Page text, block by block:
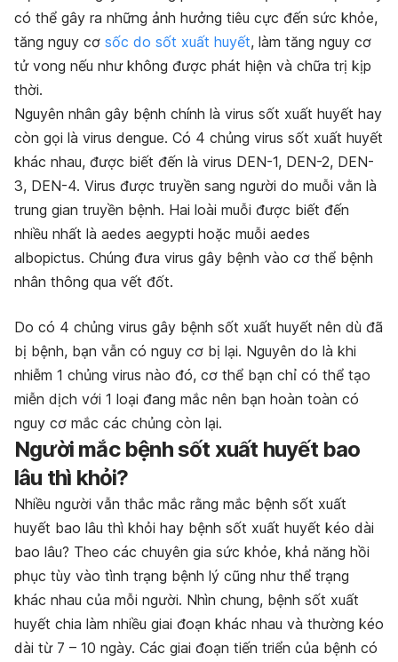
có thể gây ra những ảnh hưởng tiêu cực đến sức khỏe,
tăng nguy cơ sốc do sốt xuất huyết, làm tăng nguy cơ
tử vong nếu như không được phát hiện và chữa trị kịp
thời.
Nguyên nhân gây bệnh chính là virus sốt xuất huyết hay
còn gọi là virus dengue. Có 4 chủng virus sốt xuất huyết
khác nhau, được biết đến là virus DEN-1, DEN-2, DEN-
3, DEN-4. Virus được truyền sang người do muỗi vằn là
trung gian truyền bệnh. Hai loài muỗi được biết đến
nhiều nhất là aedes aegypti hoặc muỗi aedes
albopictus. Chúng đưa virus gây bệnh vào cơ thể bệnh
nhân thông qua vết đốt.
Do có 4 chủng virus gây bệnh sốt xuất huyết nên dù đã
bị bệnh, bạn vẫn có nguy cơ bị lại. Nguyên do là khi
nhiễm 1 chủng virus nào đó, cơ thể bạn chỉ có thể tạo
miễn dịch với 1 loại đang mắc nên bạn hoàn toàn có
nguy cơ mắc các chủng còn lại.
Người mắc bệnh sốt xuất huyết bao
lâu thì khỏi?
Nhiều người vẫn thắc mắc rằng mắc bệnh sốt xuất
huyết bao lâu thì khỏi hay bệnh sốt xuất huyết kéo dài
bao lâu? Theo các chuyên gia sức khỏe, khả năng hồi
phục tùy vào tình trạng bệnh lý cũng như thể trạng
khác nhau của mỗi người. Nhìn chung, bệnh sốt xuất
huyết chia làm nhiều giai đoạn khác nhau và thường kéo
dài từ 7 – 10 ngày. Các giai đoạn tiến triển của bệnh có